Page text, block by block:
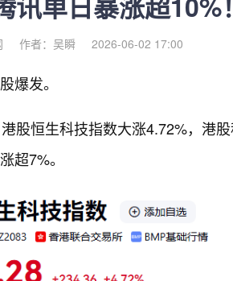
作者：吴瞬 2026-06-02 17:00
爆发。
股恒生科技指数大涨4.72%，港
超7%。